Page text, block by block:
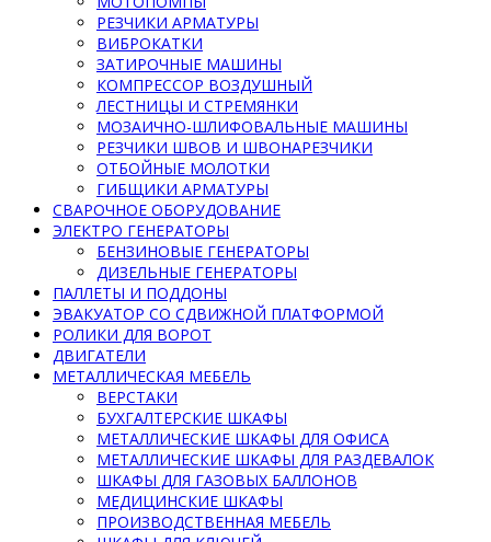
РЕЗЧИКИ АРМАТУРЫ
ВИБРОКАТКИ
ЗАТИРОЧНЫЕ МАШИНЫ
КОМПРЕССОР ВОЗДУШНЫЙ
ЛЕСТНИЦЫ И СТРЕМЯНКИ
МОЗАИЧНО-ШЛИФОВАЛЬНЫЕ МАШИНЫ
РЕЗЧИКИ ШВОВ И ШВОНАРЕЗЧИКИ
ОТБОЙНЫЕ МОЛОТКИ
ГИБЩИКИ АРМАТУРЫ
СВАРОЧНОЕ ОБОРУДОВАНИЕ
ЭЛЕКТРО ГЕНЕРАТОРЫ
БЕНЗИНОВЫЕ ГЕНЕРАТОРЫ
ДИЗЕЛЬНЫЕ ГЕНЕРАТОРЫ
ПАЛЛЕТЫ И ПОДДОНЫ
ЭВАКУАТОР СО СДВИЖНОЙ ПЛАТФОРМОЙ
РОЛИКИ ДЛЯ ВОРОТ
ДВИГАТЕЛИ
МЕТАЛЛИЧЕСКАЯ МЕБЕЛЬ
ВЕРСТАКИ
БУХГАЛТЕРСКИЕ ШКАФЫ
МЕТАЛЛИЧЕСКИЕ ШКАФЫ ДЛЯ ОФИСА
МЕТАЛЛИЧЕСКИЕ ШКАФЫ ДЛЯ РАЗДЕВАЛОК
ШКАФЫ ДЛЯ ГАЗОВЫХ БАЛЛОНОВ
МЕДИЦИНСКИЕ ШКАФЫ
ПРОИЗВОДСТВЕННАЯ МЕБЕЛЬ